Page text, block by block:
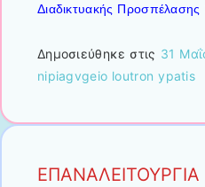
Διαδικτυακής Προσπέλασης
Δημοσιεύθηκε στις 31
nipiagvgeio loutron ypatis